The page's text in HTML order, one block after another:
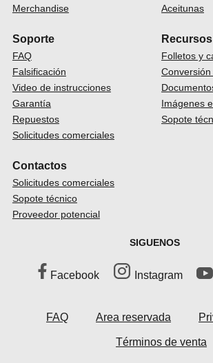
Merchandise
Aceitunas
Soporte
FAQ
Falsificación
Video de instrucciones
Garantía
Repuestos
Solicitudes comerciales
Recursos
Folletos y
Imágenes
Sopote
Contactos
Solicitudes comerciales
Sopote técnico
Proveedor potencial
SIGUENOS
Facebook Instagram
FAQ Area reservada
Términos de venta